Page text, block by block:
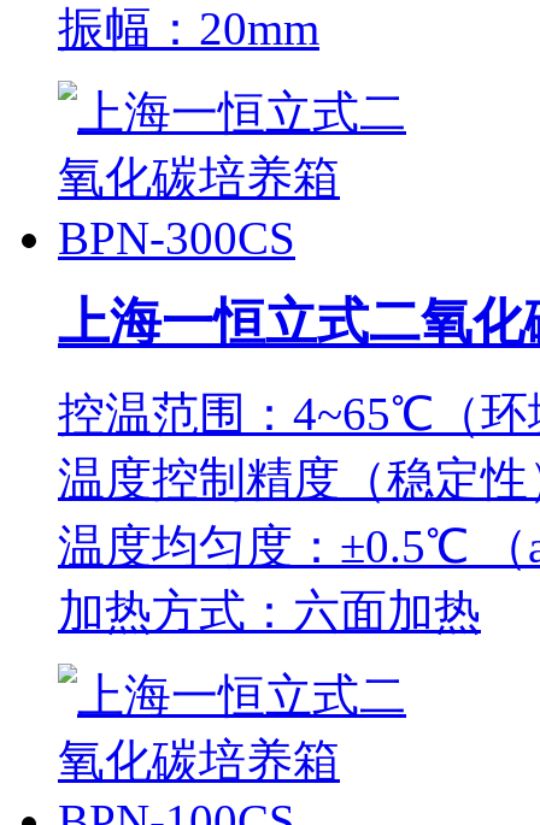
振幅：20mm
上海一恒立式二氧化
控温范围：4~65℃（
温度控制精度（稳定
温度均匀度：±0.5℃
加热方式：六面加热